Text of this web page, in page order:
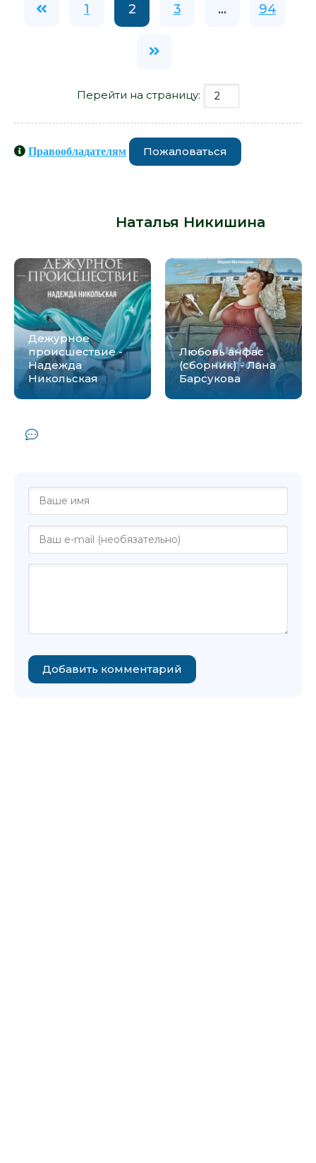
1 2 3 ... 94
Перейти на страницу:
Правообладателям Пожаловаться
Наталья Никишина
Дежурное
происшествие -
Надежда
Никольская
Любовь анфас
(сборник) - Лана
Барсукова
Добавить комментарий